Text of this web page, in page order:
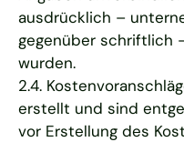
ausdrücklich –
gegenüber schriftlich
wurden.
2.4.
erstellt und sind
vor Erstellung des